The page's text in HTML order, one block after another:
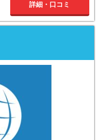
詳細・口コミ